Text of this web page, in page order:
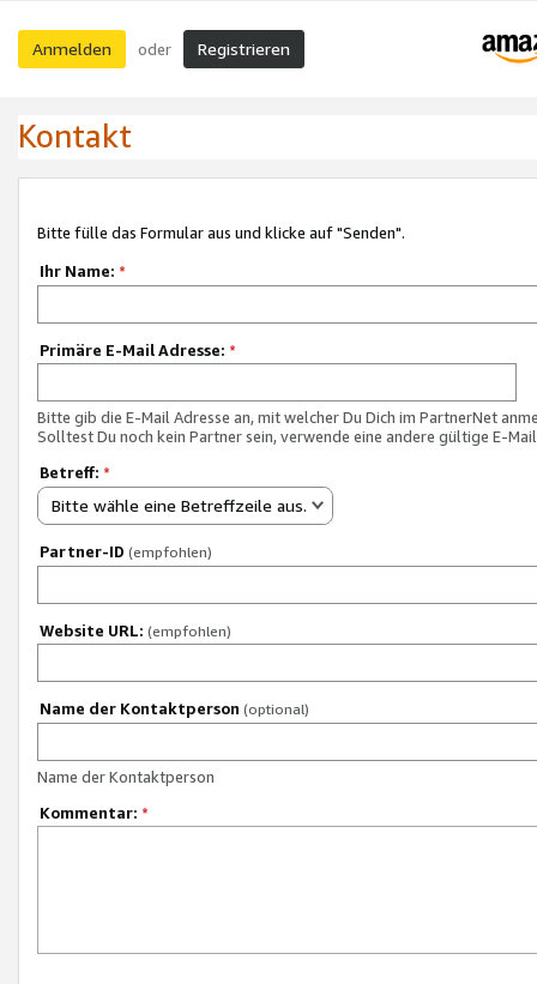
Anmelden oder Registrieren
Kontakt
Bitte fülle das Formular aus und klicke auf "Senden".
Ihr Name: *
Primäre E-Mail Adresse: *
Bitte gib die E-Mail Adresse an, mit welcher Du Dich im PartnerNet
Solltest Du noch kein Partner sein, verwende eine andere gültige E-
Betreff: *
Bitte wähle eine Betreffzeile aus.
Partner-ID (empfohlen)
Website URL: (empfohlen)
Name der Kontaktperson (optional)
Name der Kontaktperson
Kommentar: *